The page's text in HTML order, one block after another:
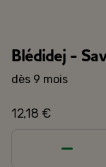
Blédidej -
dès 9 mois
12,18 €